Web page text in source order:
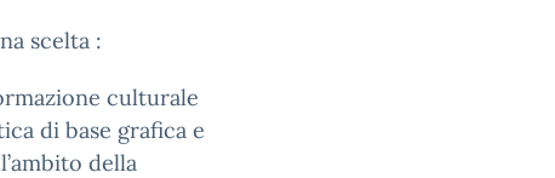
scelta :
culturale
di base grafica e
della